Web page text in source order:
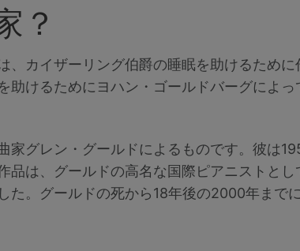
？
、カイザーリング伯爵の睡眠を助けるため
助けるためにヨハン・ゴールドバーグによっ
家グレン・グールドによるものです。彼は
品は、グールドの高名な国際ピアニストと
た。グールドの死から18年後の2000年まで